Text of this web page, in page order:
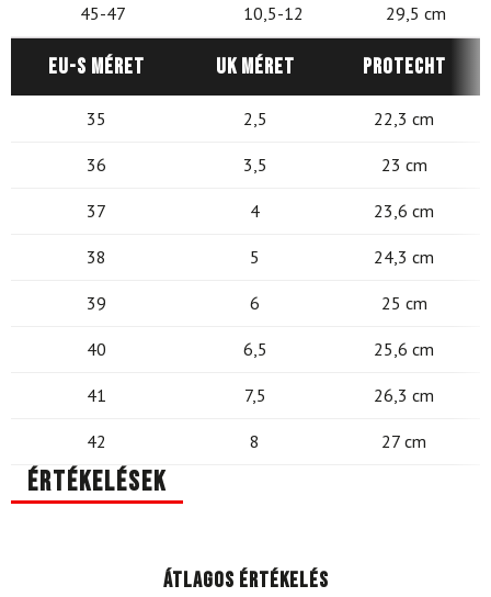
45-47 10,5-12 29,5 cm
EU-s méret UK méret Protecht
35 2,5 22,3 cm
36 3,5 23 cm
37 4 23,6 cm
38 5 24,3 cm
39 6 25 cm
40 6,5 25,6 cm
41 7,5 26,3 cm
42 8 27 cm
Értékelések
Átlagos értékelés